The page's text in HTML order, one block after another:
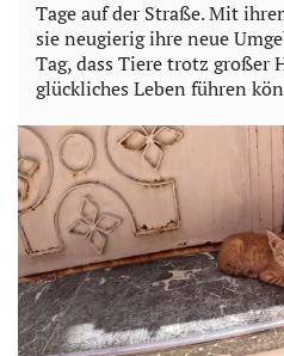
Tage auf der Straße. Mit
sie neugierig ihre neue
Tag, dass Tiere trotz großer
glückliches Leben führen